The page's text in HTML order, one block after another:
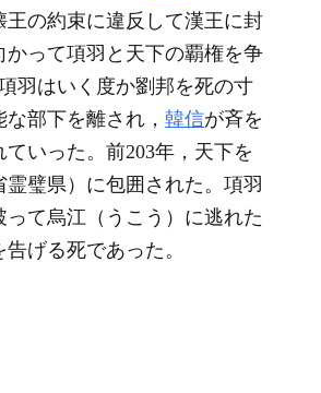
の約束に違反して漢王に封
って項羽と天下の覇権を争
羽はいく度か劉邦を死の寸
部下を離され， 韓信が斉を
いった。前203年，天下を
璧県）に包囲された。項羽
て烏江（うこう）に逃れた
げる死であった。